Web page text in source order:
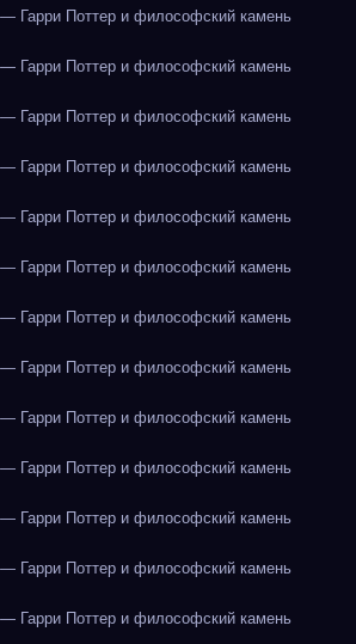
Гарри Поттер и философский камень
Гарри Поттер и философский камень
Гарри Поттер и философский камень
Гарри Поттер и философский камень
Гарри Поттер и философский камень
Гарри Поттер и философский камень
Гарри Поттер и философский камень
Гарри Поттер и философский камень
Гарри Поттер и философский камень
Гарри Поттер и философский камень
Гарри Поттер и философский камень
Гарри Поттер и философский камень
Гарри Поттер и философский камень